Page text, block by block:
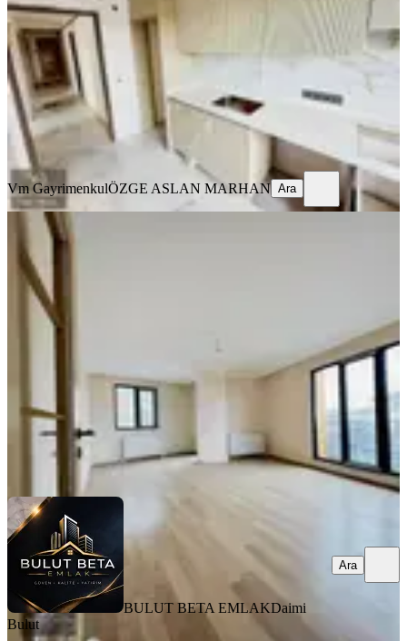
İstanbul, Üsküdar
3+1·
75.000 ₺
Vm GayrimenkulÖZGE ASLAN MARHAN
Ara
Vm GayrimenkulÖZGE ASLAN MARHAN Ara
BULUT BETA EMLAK Daimi Bulut
BULUT BETA EMLAKDaimi
Bulut
Ara